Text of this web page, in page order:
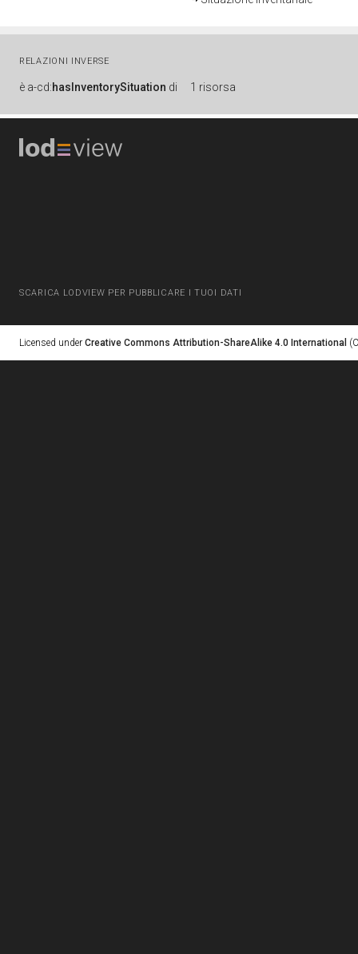
RELAZIONI INVERSE
è a-cd:hasInventorySituation di 1 risorsa
SCARICA LODVIEW PER PUBBLICARE I TUOI DATI
Licensed under Creative Commons Attribution-ShareAlike 4.0 International